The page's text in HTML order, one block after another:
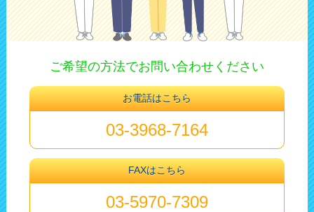
ご希望の方法でお問い合わせください
お電話はこちら
03-3968-7164
FAXはこちら
03-5970-7309